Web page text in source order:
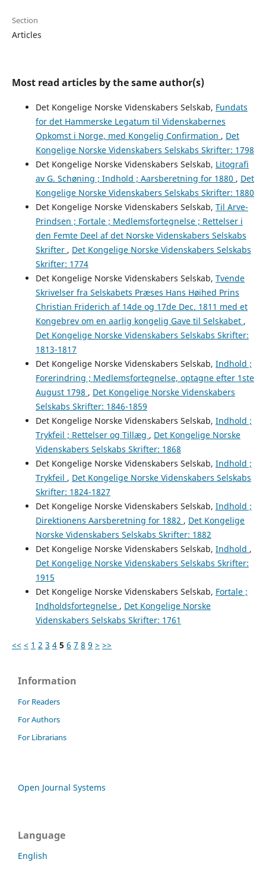
Section
Articles
Most read articles by the same author(s)
Det Kongelige Norske Videnskabers Selskab, Fundats
for det Hammerske Legatum til Videnskabernes
Opkomst i Norge, med Kongelig Confirmation , Det
Kongelige Norske Videnskabers Selskabs Skrifter: 1798
Det Kongelige Norske Videnskabers Selskab, Litografi
av G. Schøning ; Indhold ; Aarsberetning for 1880 , Det
Kongelige Norske Videnskabers Selskabs Skrifter: 1880
Det Kongelige Norske Videnskabers Selskab, Til Arve-
Prindsen ; Fortale ; Medlemsfortegnelse ; Rettelser i
den Femte Deel af det Norske Videnskabers Selskabs
Skrifter , Det Kongelige Norske Videnskabers Selskabs
Skrifter: 1774
Det Kongelige Norske Videnskabers Selskab, Tvende
Skrivelser fra Selskabets Præses Hans Høihed Prins
Christian Friderich af 14de og 17de Dec. 1811 med et
Kongebrev om en aarlig kongelig Gave til Selskabet ,
Det Kongelige Norske Videnskabers Selskabs Skrifter:
1813-1817
Det Kongelige Norske Videnskabers Selskab, Indhold ;
Forerindring ; Medlemsfortegnelse, optagne efter 1ste
August 1798 , Det Kongelige Norske Videnskabers
Selskabs Skrifter: 1846-1859
Det Kongelige Norske Videnskabers Selskab, Indhold ;
Trykfeil ; Rettelser og Tillæg , Det Kongelige Norske
Videnskabers Selskabs Skrifter: 1868
Det Kongelige Norske Videnskabers Selskab, Indhold ;
Trykfeil , Det Kongelige Norske Videnskabers Selskabs
Skrifter: 1824-1827
Det Kongelige Norske Videnskabers Selskab, Indhold ;
Direktionens Aarsberetning for 1882 , Det Kongelige
Norske Videnskabers Selskabs Skrifter: 1882
Det Kongelige Norske Videnskabers Selskab, Indhold ,
Det Kongelige Norske Videnskabers Selskabs Skrifter:
1915
Det Kongelige Norske Videnskabers Selskab, Fortale ;
Indholdsfortegnelse , Det Kongelige Norske
Videnskabers Selskabs Skrifter: 1761
<< < 1 2 3 4 5 6 7 8 9 > >>
Information
For Readers
For Authors
For Librarians
Open Journal Systems
Language
English